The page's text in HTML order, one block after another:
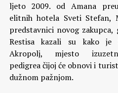
ljeto 2009. od Amana
elitnih hotela Sveti Stefan,
predstavnici novog
Restisa kazali su kako je
Akropolj, mjesto
pedigrea čijoj će obnovi i
dužnom pažnjom.